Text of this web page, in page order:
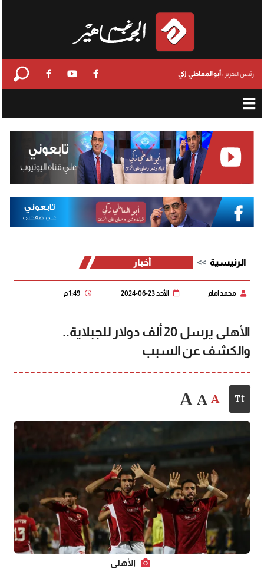
رئيس التحرير : أبو المعاطي زكي
الرئيسية أخبار
محمد امام الأحد 23-06-2024 1:49 م
الأهلى يرسل 20 ألف دولار للجبلاية..
والكشف عن السبب
A
A
A
الأهلى